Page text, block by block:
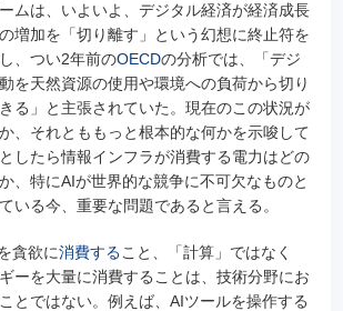
ムは、いよいよ、デジタル経済が経済成長
増加を「切り離す」という幻想に終止符を
、つい2年前のOECDの分析では、「デジ
を天然資源の使用や環境への負荷から切り
る」と主張されていた。現在のこの状況が
、それとももっと根本的な何かを示唆して
したら情報インフラが消費する電力はどの
、特にAIが世界的な競争に不可欠なものと
いる今、重要な問題であると言える。
貪欲に消費すること、「計算」ではなく
ーを大量に消費することは、技術分野にお
とではない。例えば、AIツールを操作する